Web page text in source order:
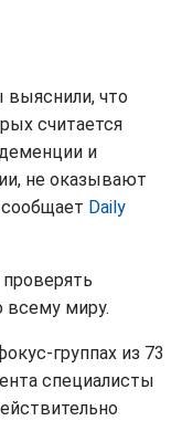
выяснили, что
считается
и
не оказывают
Daily
всему миру.
группах из 73
специалисты